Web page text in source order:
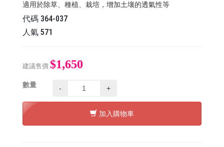
適用於除草、種植、栽培，增加土壤的透氣性等
代碼 364-037
人氣 571
建議售價 $1,650
數量 - +
加入購物車